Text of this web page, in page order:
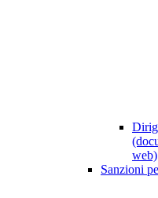
web)
Sanzioni